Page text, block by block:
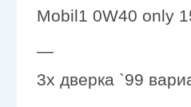
Mobil1 0W40 only
—
3х дверка `99